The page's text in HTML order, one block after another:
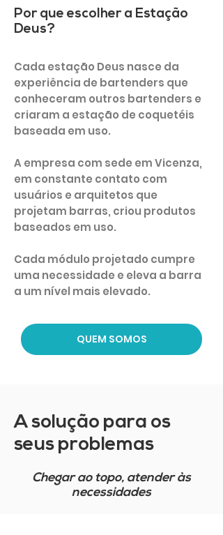
Por que escolher a Estação
Deus?
Cada estação Deus nasce da
experiência de bartenders que
conheceram outros bartenders e
criaram a estação de coquetéis
baseada em uso.
A empresa com sede em Vicenza,
em constante contato com
usuários e arquitetos que
projetam barras, criou produtos
baseados em uso.
Cada módulo projetado cumpre
uma necessidade e eleva a barra
a um nível mais elevado.
QUEM SOMOS
A solução para os
seus problemas
Chegar ao topo, atender às
necessidades